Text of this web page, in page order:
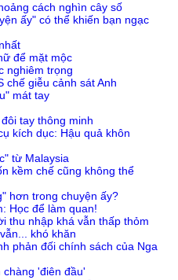
cách nghìn cây số
ấy" có thể khiến bạn ngạc
để mặt mộc
nghiêm trọng
chế giễu cảnh sát Anh
mát tay
tay thông minh
kích dục: Hậu quả khôn
từ Malaysia
kềm chế cũng không thể
hơn trong chuyện ấy?
Học để làm quan!
thu nhập khá vẫn thấp thỏm
khó khăn
phản đối chính sách của Nga
chàng 'điên đầu'